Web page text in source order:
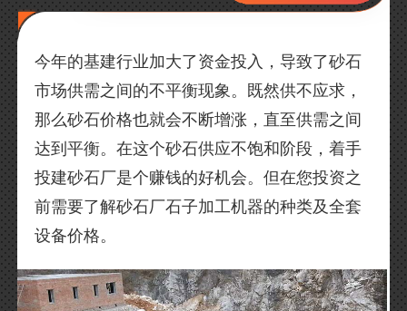
今年的基建行业加大了资金投入，导致了砂石
市场供需之间的不平衡现象。既然供不应求，
那么砂石价格也就会不断增涨，直至供需之间
达到平衡。在这个砂石供应不饱和阶段，着手
投建砂石厂是个赚钱的好机会。但在您投资之
前需要了解砂石厂石子加工机器的种类及全套
设备价格。